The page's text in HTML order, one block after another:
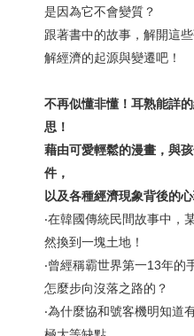
是因為它不會變質？
跟著書中的故事，解開這
解經濟的起源與變遷吧！
不再似懂非懂！耳熟能詳
思！
藉由可愛輕鬆的漫畫，與
件，
以及各種經濟現象背後的
‧在韓國傳統民間故事中，
然換到一塊土地！
‧曾經稱霸世界第一13年的
怎麼步向沒落之路的？
‧為什麼協和號客機明知道